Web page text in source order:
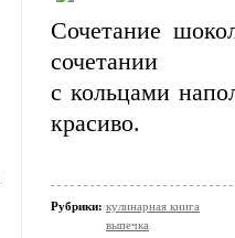
Сочетание
сочетании
с кольцами
красиво.
Рубрики: кулинарная книга
выпечка